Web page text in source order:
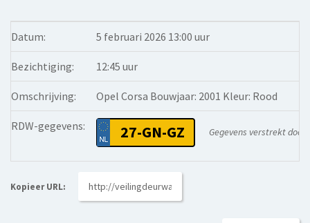
Datum: 5 februari 2026 13:00 uur
Bezichtiging: 12:45 uur
Omschrijving: Opel Corsa Bouwjaar: 2001 Kleur: Rood
RDW-gegevens: 27-GN-GZ Gegevens verstrekt door
Kopieer URL: